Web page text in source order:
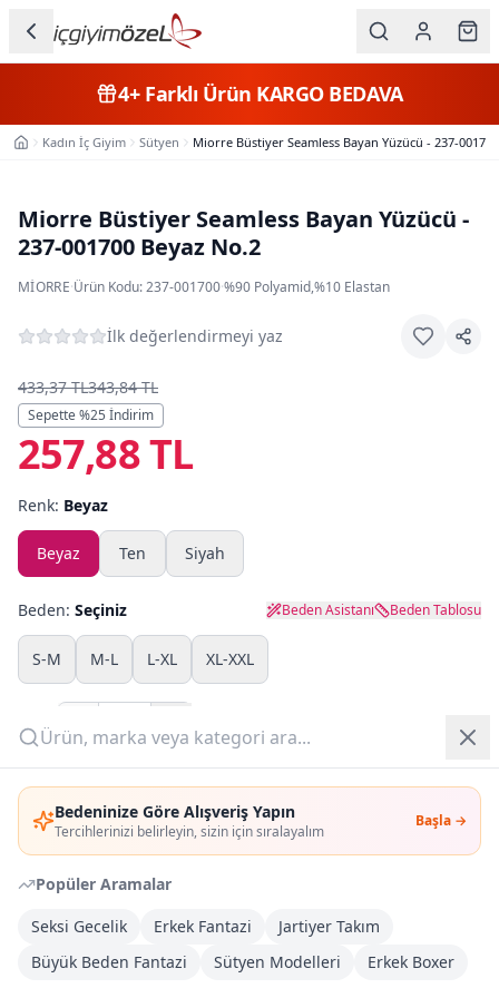
Bedeninize Göre Alışveriş Yapın
Tercihlerinizi belirleyin, sizin için sıralayalım
Başla →
Popüler Aramalar
Seksi Gecelik
Erkek Fantazi
Jartiyer Takım
Büyük Beden Fantazi
Sütyen Modelleri Erkek Boxer
Kategorileri
Erkek
Çocuk
Beden
Markalar
Plaj & Mayo
Yazlık Pijama
Yeni Gelenler
Giriş Yap
Üye Ol
4+Farklı Ürün KARGO BEDAVA
Ana SayfaKadın İç Giyim Sütyen Miorre Büstiyer Seamless Bayan Yüzücü - 237-
Miorre Büstiyer Seamless Bayan Yüzücü -
237-001700 Beyaz No.2
MIORRE·Ürün Kodu:237-001700·%90 Polyamid,%10 Elastan
İlk değerlendirmeyi yaz
433,37 TL343,84 TL
Sepette %25 İndirim
257,88 TL
Renk: Beyaz
Beyaz Ten Siyah
Beden: Seçiniz Beden Asistanı Beden Tablosu
S-M M-L L-XL XL-XXL
Adet:
Sepete Ekle
Şimdi Al
DHL Kargoya Teslim